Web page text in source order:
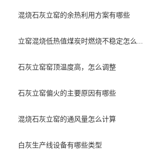
混烧石灰立窑的余热利用方案有哪些
立窑混烧低热值煤炭时燃烧不稳定怎么...
石灰立窑窑顶温度高，怎么调整
石灰立窑偏火的主要原因有哪些
混烧石灰立窑的通风量怎么计算
白灰生产线设备有哪些类型